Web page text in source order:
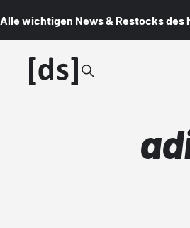
Alle wichtigen News & Restocks des